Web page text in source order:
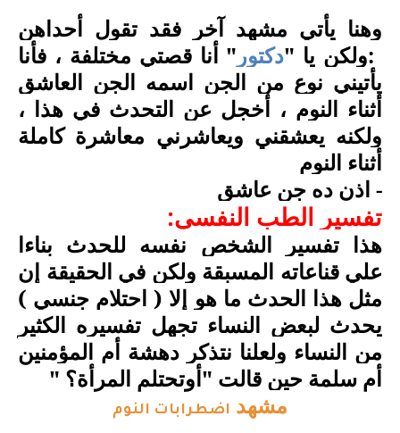
وهنا يأتي مشهد آخر فقد تقول أحداهن
:ولكن يا "دكتور " أنا قصتي مختلفة ، فأنا
يأتيني نوع من الجن اسمه الجن العاشق
أثناء النوم ، أخجل عن التحدث في هذا ،
ولكنه يعشقني ويعاشرني معاشرة كاملة
أثناء النوم
- اذن ده جن عاشق
تفسير الطب النفسي:
هذا تفسير الشخص نفسه للحدث بناءا
علي قناعاته المسبقة ولكن في الحقيقة إن
مثل هذا الحدث ما هو إلا ( احتلام جنسي )
يحدث لبعض النساء تجهل تفسيره الكثير
من النساء ولعلنا نتذكر دهشة أم المؤمنين
أم سلمة حين قالت "أوتحتلم المرأة؟ "
مشهد اضطرابات النوم